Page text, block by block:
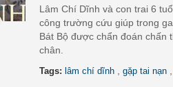
Lâm Chí Dĩnh và con trai 6
công trường cứu giúp trong
Bát Bộ được chẩn đoán chấn
chân.
Tags: lâm chí dĩnh gặp tai nạn